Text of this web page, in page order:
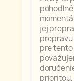
jej
pre
prioritou,